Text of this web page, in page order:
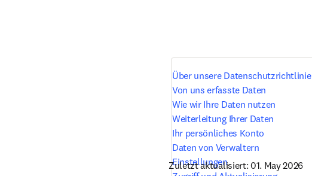
Über unsere Datenschutzrichtlinie
Von uns erfasste Daten
Wie wir Ihre Daten nutzen
Weiterleitung Ihrer Daten
Ihr persönliches Konto
Daten von Verwaltern
Einstellungen
Zuletzt aktualisiert: 01. May 2026